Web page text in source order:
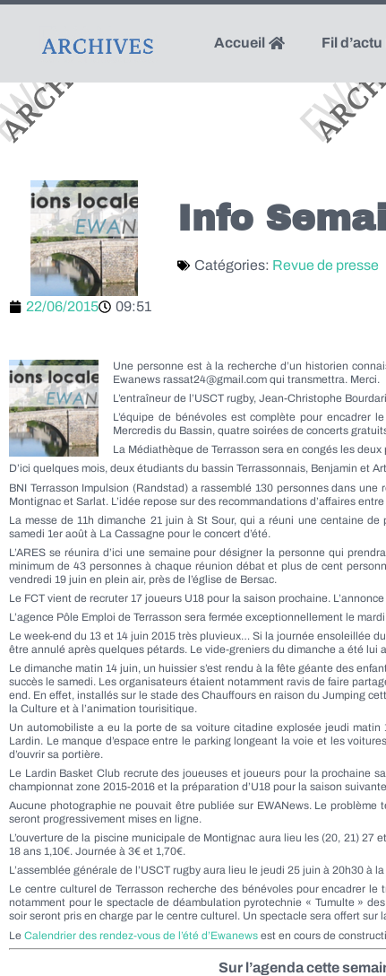
Accueil Fil d’actu
Info
Catégories: Revue de presse
22/06/2015 09:51
Une personne est à la recherche d’un historien
Ewanews rassat24@gmail.com qui transmettra. Merci.
L’entraîneur de l’USCT rugby, Jean-Christophe
L’équipe de bénévoles est complète pour encadrer
Mercredis du Bassin, quatre soirées de concerts
La Médiathèque de Terrasson sera en congés les
D’ici quelques mois, deux étudiants du bassin Terrassonnais, Benjamin et
BNI Terrasson Impulsion (Randstad) a rassemblé 130 personnes dans
Montignac et Sarlat. L’idée repose sur des recommandations d’affaires
La messe de 11h dimanche 21 juin à St Sour, qui a réuni une centaine de
samedi 1er août à La Cassagne pour le concert d’été.
L’ARES se réunira d’ici une semaine pour désigner la personne qui
minimum de 43 personnes à chaque réunion débat et plus de cent
vendredi 19 juin en plein air, près de l’église de Bersac.
Le FCT vient de recruter 17 joueurs U18 pour la saison prochaine.
L’agence Pôle Emploi de Terrasson sera fermée exceptionnellement le
Le week-end du 13 et 14 juin 2015 très pluvieux… Si la journée ensoleillée
être annulé après quelques pétards. Le vide-greniers du dimanche a été
Le dimanche matin 14 juin, un huissier s’est rendu à la fête géante des
succès le samedi. Les organisateurs étaient notamment ravis de faire
end. En effet, installés sur le stade des Chauffours en raison du Jumping
la Culture et à l’animation tourisitique.
Un automobiliste a eu la porte de sa voiture citadine explosée jeudi
Lardin. Le manque d’espace entre le parking longeant la voie et les
d’ouvrir sa portière.
Le Lardin Basket Club recrute des joueuses et joueurs pour la prochaine
championnat zone 2015-2016 et la préparation d’U18 pour la saison
Aucune photographie ne pouvait être publiée sur EWANews. Le problème
seront progressivement mises en ligne.
L’ouverture de la piscine municipale de Montignac aura lieu les (20, 21)
18 ans 1,10€. Journée à 3€ et 1,70€.
L’assemblée générale de l’USCT rugby aura lieu le jeudi 25 juin à 20h30 à
Le centre culturel de Terrasson recherche des bénévoles pour encadrer
notamment pour le spectacle de déambulation pyrotechnie « Tumulte »
soir seront pris en charge par le centre culturel. Un spectacle sera offert sur
Le Calendrier des rendez-vous de l’été d’Ewanews est en cours de
Sur l’agenda cette